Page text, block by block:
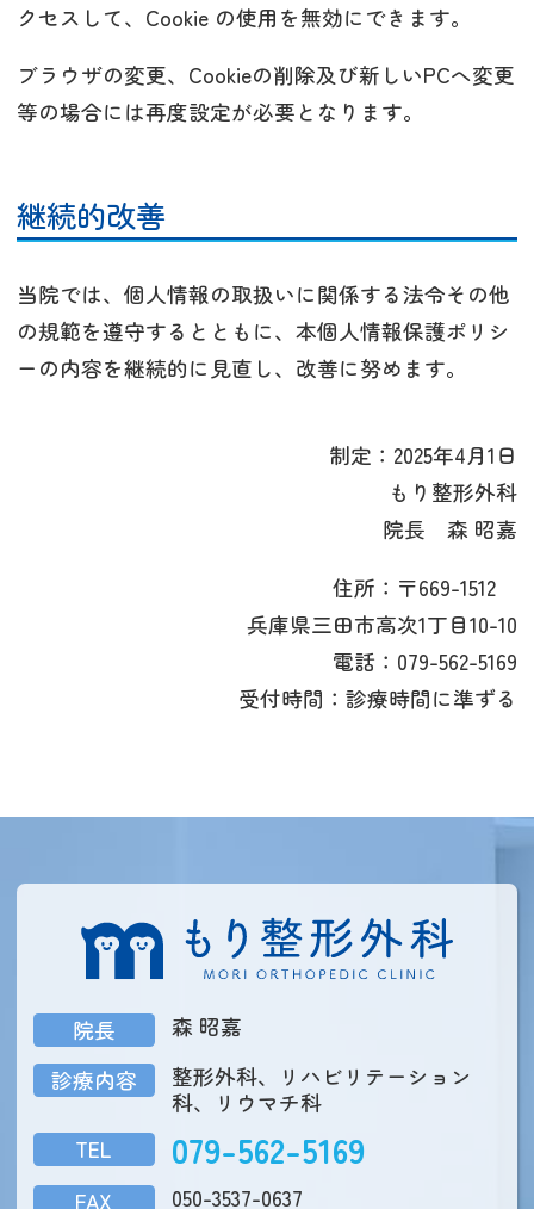
クセスして、Cookie の使用を無効にできます。
ブラウザの変更、Cookieの削除及び新しいPCへ変更
等の場合には再度設定が必要となります。
継続的改善
当院では、個人情報の取扱いに関係する法令その他
の規範を遵守するとともに、本個人情報保護ポリシ
ーの内容を継続的に見直し、改善に努めます。
制定：2025年4月1日
もり整形外科
院長 森 昭嘉
住所：〒669-1512
兵庫県三田市高次1丁目10-10
電話： 079-562-5169
受付時間：診療時間に準ずる
院長
森 昭嘉
診療内容
整形外科、リハビリテーション
科、リウマチ科
TEL
079-562-5169
FAX
050-3537-0637